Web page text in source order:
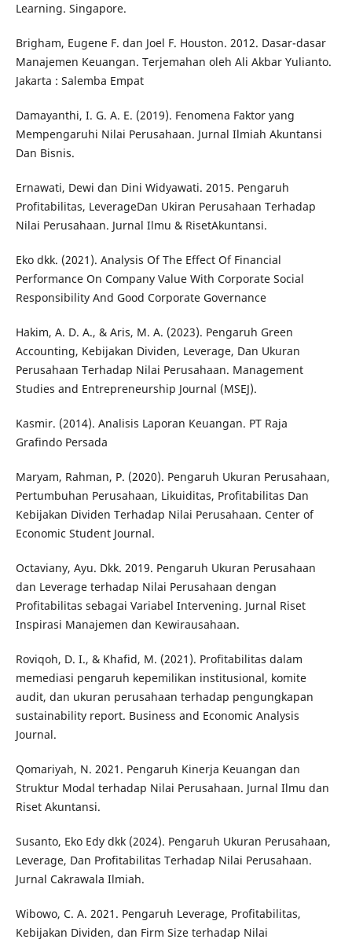
Learning. Singapore.
Brigham, Eugene F. dan Joel F. Houston. 2012. Dasar-dasar
Manajemen Keuangan. Terjemahan oleh Ali Akbar Yulianto.
Jakarta : Salemba Empat
Damayanthi, I. G. A. E. (2019). Fenomena Faktor yang
Mempengaruhi Nilai Perusahaan. Jurnal Ilmiah Akuntansi
Dan Bisnis.
Ernawati, Dewi dan Dini Widyawati. 2015. Pengaruh
Profitabilitas, LeverageDan Ukiran Perusahaan Terhadap
Nilai Perusahaan. Jurnal Ilmu & RisetAkuntansi.
Eko dkk. (2021). Analysis Of The Effect Of Financial
Performance On Company Value With Corporate Social
Responsibility And Good Corporate Governance
Hakim, A. D. A., & Aris, M. A. (2023). Pengaruh Green
Accounting, Kebijakan Dividen, Leverage, Dan Ukuran
Perusahaan Terhadap Nilai Perusahaan. Management
Studies and Entrepreneurship Journal (MSEJ).
Kasmir. (2014). Analisis Laporan Keuangan. PT Raja
Grafindo Persada
Maryam, Rahman, P. (2020). Pengaruh Ukuran Perusahaan,
Pertumbuhan Perusahaan, Likuiditas, Profitabilitas Dan
Kebijakan Dividen Terhadap Nilai Perusahaan. Center of
Economic Student Journal.
Octaviany, Ayu. Dkk. 2019. Pengaruh Ukuran Perusahaan
dan Leverage terhadap Nilai Perusahaan dengan
Profitabilitas sebagai Variabel Intervening. Jurnal Riset
Inspirasi Manajemen dan Kewirausahaan.
Roviqoh, D. I., & Khafid, M. (2021). Profitabilitas dalam
memediasi pengaruh kepemilikan institusional, komite
audit, dan ukuran perusahaan terhadap pengungkapan
sustainability report. Business and Economic Analysis
Journal.
Qomariyah, N. 2021. Pengaruh Kinerja Keuangan dan
Struktur Modal terhadap Nilai Perusahaan. Jurnal Ilmu dan
Riset Akuntansi.
Susanto, Eko Edy dkk (2024). Pengaruh Ukuran Perusahaan,
Leverage, Dan Profitabilitas Terhadap Nilai Perusahaan.
Jurnal Cakrawala Ilmiah.
Wibowo, C. A. 2021. Pengaruh Leverage, Profitabilitas,
Kebijakan Dividen, dan Firm Size terhadap Nilai